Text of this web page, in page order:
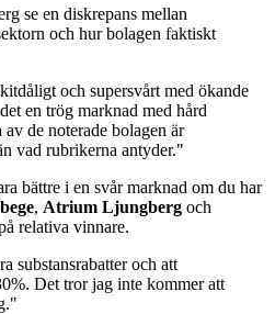
se en diskrepans mellan
och hur bolagen faktiskt
och supersvårt med ökande
en trög marknad med hård
de noterade bolagen är
vad rubrikerna antyder."
bättre i en svår marknad om du har
, Atrium Ljungberg och
relativa vinnare.
substansrabatter och att
Det tror jag inte kommer att